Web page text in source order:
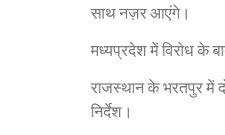
साथ नज़र आएंगे।
मध्यप्रदेश में विरोध के
राजस्थान के भरतपुर में
निर्देश।